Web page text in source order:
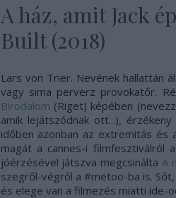
A ház, amit Jack
Built (2018)
Lars von Trier. Nevének hallattán
vagy sima perverz provokatőr.
Birodalom (Riget) képében
amik lejátszódnak ott...),
időben azonban az extremitás és
magát a cannes-i filmfesztiválról
jóérzésével játszva megcsináltaA
szegről-végről a #metoo-ba is.
és elege van a filmezés miatti ide-